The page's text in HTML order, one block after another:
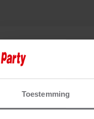
Toestemming